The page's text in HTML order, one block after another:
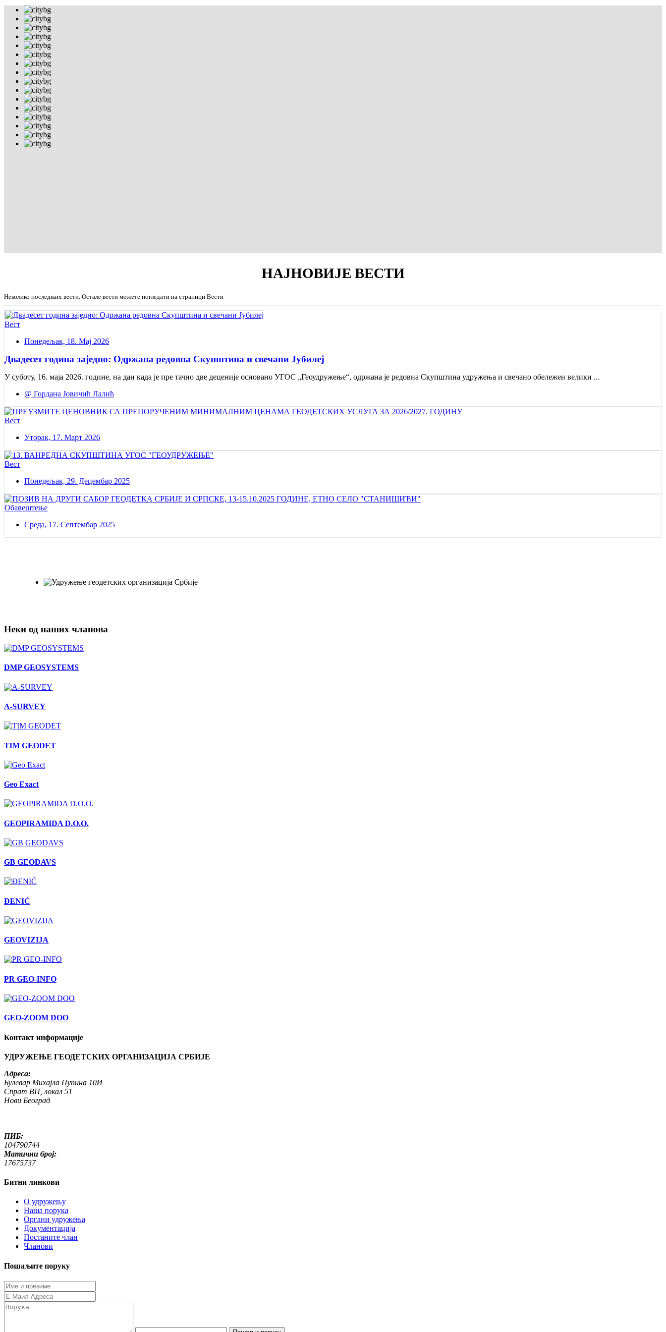
НАЈНОВИЈЕ ВЕСТИ
Неколико последњих вести. Остале вести можете погледати на страници Вести
Вест
Понедељак, 18. Мај 2026
Двадесет година заједно: Одржана редовна Скупштина и свечани Jубилеј
У суботу, 16. маја 2026. године, на дан када је пре тачно две деценије основано УГОС „Геоудружење“, одржана је редовна Скупштина удружења и свечано обележен велики ...
@ Гордана Јовичић Лалић
Вест
Уторак, 17. Март 2026
Вест
Понедељак, 29. Децембар 2025
Обавештење
Среда, 17. Септембар 2025
Неки од наших чланова
DMP GEOSYSTEMS
A-SURVEY
TIM GEODET
Geo Exact
GEOPIRAMIDA D.O.O.
GB GEODAVS
ĐENIĆ
GEOVIZIJA
PR GEO-INFO
GEO-ZOOM DOO
Контакт информације
УДРУЖЕЊЕ ГЕОДЕТСКИХ ОРГАНИЗАЦИЈА СРБИЈЕ
Адреса:
Булевар Михајла Пупина 10И
Спрат ВП, локал 51
Нови Београд
ПИБ:
104790744
Матични број:
17675737
Битни линкови
O удружењу
Наша порука
Органи удружења
Документација
Постаните члан
Чланови
Пошаљите поруку